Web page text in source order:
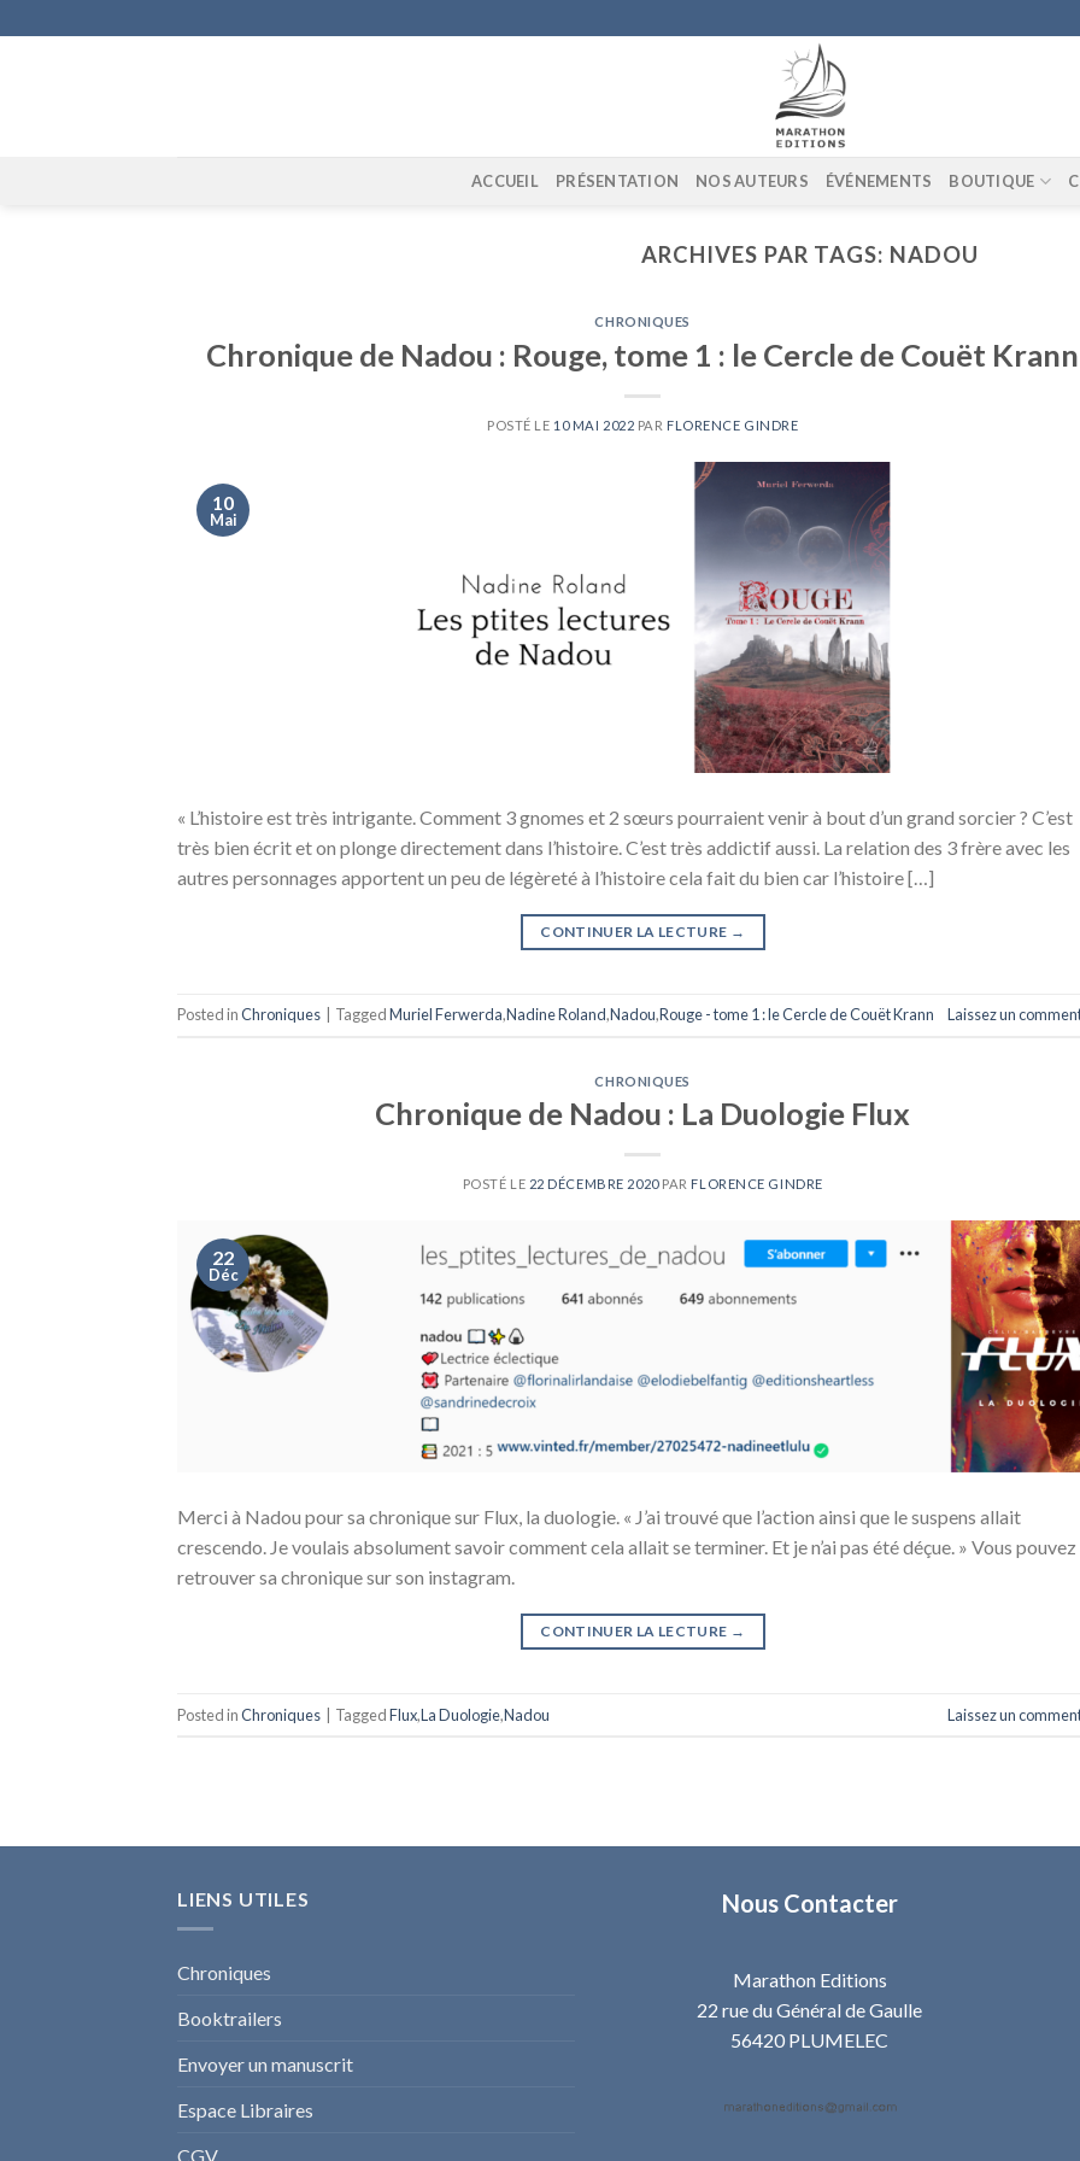
to
ACCUEIL PRÉSENTATION NOS AUTEURS ÉVÉNEMENTS BOUTIQUE
ARCHIVES PAR TAGS: NADOU
CHRONIQUES
Chronique de Nadou : Rouge, tome 1 : le Cercle de Couët Krann
POSTÉ LE 10 MAI 2022 PAR FLORENCE GINDRE
10
Mai
« L’histoire est très intrigante. Comment 3 gnomes et 2 sœurs pourraient venir à bout d’un grand sorcier ? C’est
très bien écrit et on plonge directement dans l’histoire. C’est très addictif aussi. La relation des 3 frère avec les
autres personnages apportent un peu de légèreté à l’histoire cela fait du bien car l’histoire […]
CONTINUER LA LECTURE →
Posted inChroniques TaggedMuriel Ferwerda,Nadine Roland,Nadou,Rouge - tome 1 : le Cercle de Couët Krann Laissez un
CHRONIQUES
Chronique de Nadou : La Duologie Flux
POSTÉ LE 22 DÉCEMBRE 2020PAR FLORENCE GINDRE
22
Déc
Merci à Nadou pour sa chronique sur Flux, la duologie. « J’ai trouvé que l’action ainsi que le suspens allait
crescendo. Je voulais absolument savoir comment cela allait se terminer. Et je n’ai pas été déçue. » Vous pouvez
retrouver sa chronique sur son instagram.
CONTINUER LA LECTURE →
Posted inChroniques TaggedFlux,La Duologie,Nadou Laissez un
LIENS UTILES
Chroniques
Booktrailers
Envoyer un manuscrit
Espace Libraires
CGV
Nous Contacter
Marathon Editions
22 rue du Général de Gaulle
56420 PLUMELEC